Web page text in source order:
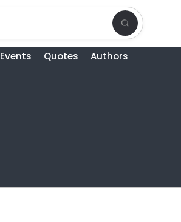
Events Quotes
Authors